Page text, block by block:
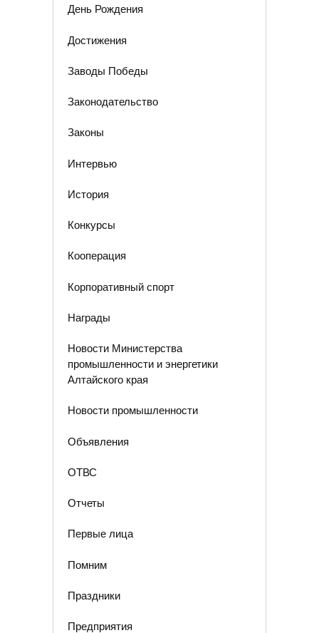
День Рождения
Достижения
Заводы Победы
Законодательство
Законы
Интервью
История
Конкурсы
Кооперация
Корпоративный спорт
Награды
Новости Министерства
промышленности и энергетики
Алтайского края
Новости промышленности
Объявления
ОТВС
Отчеты
Первые лица
Помним
Праздники
Предприятия